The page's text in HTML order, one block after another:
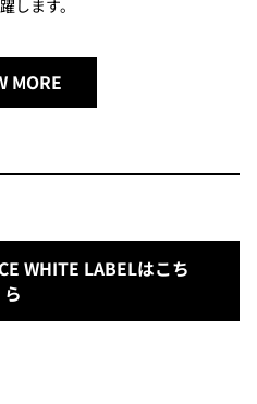
します。
MORE
WHITE LABELはこち
ら